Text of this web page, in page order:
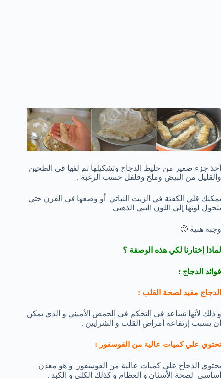
أخذ جزء صغير من خليط الدجاج وتشكيلها ثم لفها في الطحين
والقليل من البيض وملح وفلفل حسب الرغبة .
يمكنك قلي الكفتة في الزيت النباتي أو وضعها في الفرن حتي
يتحول لونها إلي اللون البني الذهبي .
وجبة هنية 🙂
لماذا إختارنا لكي هذه الوصفة ؟
فوائد الدجاج :
الدجاج مفيد لصحة القلب :
و ذلك لأنها تساعد في التحكم في الحمض الأميني و الذي يمكن
أن يسبب إرتفاعه أمراض القلب و الشرايين .
تحتوي علي كميات عالية من الفوسفور :
يحتوي الدجاج علي كميات عالية من الفوسفور و هو معدن
أساسي لصحة الأسنان و العظام و كذلك الكلي و الكبد .